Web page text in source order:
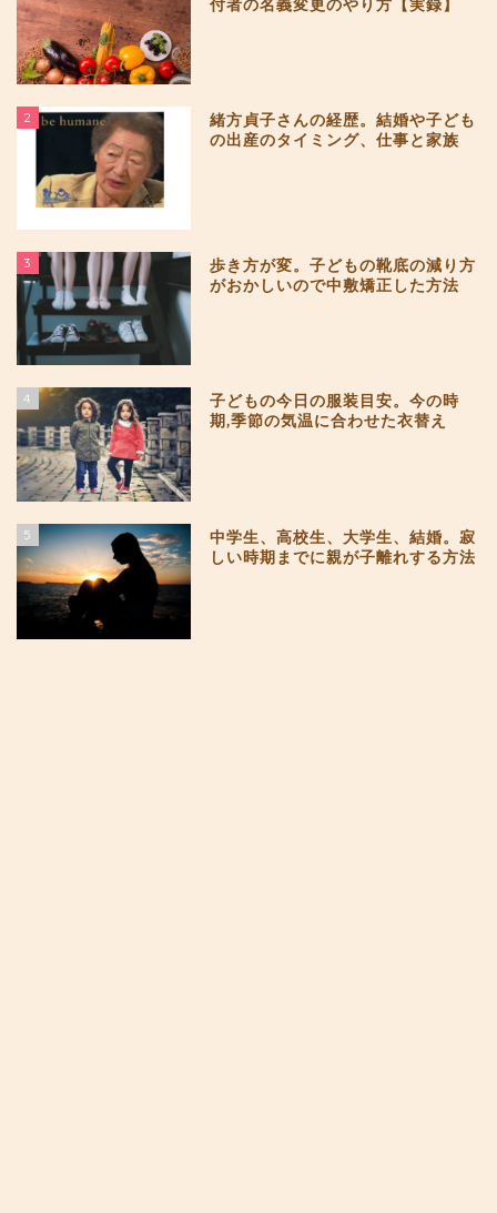
付者の名義変更のやり方【実録】
2
緒方貞子さんの経歴。結婚や子ども
の出産のタイミング、仕事と家族
3
歩き方が変。子どもの靴底の減り方
がおかしいので中敷矯正した方法
4
子どもの今日の服装目安。今の時
期,季節の気温に合わせた衣替え
5
中学生、高校生、大学生、結婚。寂
しい時期までに親が子離れする方法